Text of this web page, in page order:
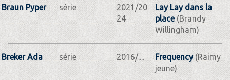
Braun Pyper série
2021/20
24
Lay Lay dans la
place(Brandy
Willingham)
Breker Ada série 2016/.... Frequency(Raimy
jeune)